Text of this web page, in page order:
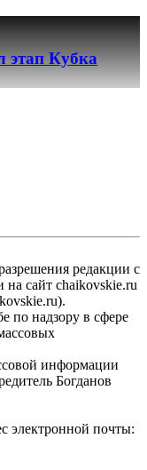
этап Кубка
редакции с
на сайт chaikovskie.ru
по надзору в сфере
информации
Богданов
электронной почты: